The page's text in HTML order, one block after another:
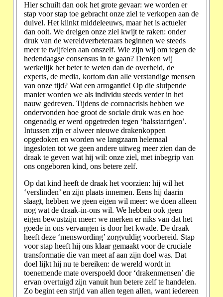
Hier schuilt dan ook het grote gevaar: we worden er
stap voor stap toe gebracht onze ziel te verkopen aan de
duivel. Het klinkt middeleeuws, maar het is actueler
dan ooit. We dreigen onze ziel kwijt te raken: onder
druk van de wereldverbeteraars beginnen we steeds
meer te twijfelen aan onszelf. Wie zijn wij om tegen de
hedendaagse consensus in te gaan? Denken wij
werkelijk het beter te weten dan de overheid, de
experts, de media, kortom dan alle verstandige mensen
van onze tijd? Wat een arrogantie! Op die sluipende
manier worden we als individu steeds verder in het
nauw gedreven. Tijdens de coronacrisis hebben we
ondervonden hoe groot de sociale druk was en hoe
ongenadig er werd opgetreden tegen ‘halsstarrigen’.
Intussen zijn er alweer nieuwe drakenkoppen
opgedoken en worden we langzaam helemaal
ingesloten tot we geen andere uitweg meer zien dan de
draak te geven wat hij wil: onze ziel, met inbegrip van
ons ongeboren kind, ons betere zelf.
Op dat kind heeft de draak het voorzien: hij wil het
‘verslinden’ en zijn plaats innemen. Eens hij daarin
slaagt, hebben we geen eigen wil meer: we doen alleen
nog wat de draak-in-ons wil. We hebben ook geen
eigen bewustzijn meer: we merken er niks van dat het
goede in ons vervangen is door het kwade. De draak
heeft deze ‘menswording’ zorgvuldig voorbereid. Stap
voor stap heeft hij ons klaar gemaakt voor de cruciale
transformatie die van meet af aan zijn doel was. Dat
doel lijkt hij nu te bereiken: de wereld wordt in
toenemende mate overspoeld door ‘drakenmensen’ die
ervan overtuigd zijn vanuit hun betere zelf te handelen.
Zo begint een strijd van allen tegen allen, want iedereen